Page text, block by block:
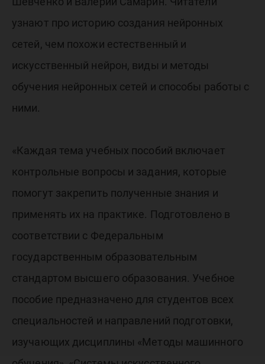
узнают про историю создания нейронных
сетей, чем похожи естественный и
искусственный нейрон, виды и методы
обучения нейронных сетей и способы работы с
ними.
«Каждая тема учебных пособий включает
контрольные вопросы и задания, которые
помогут закрепить полученные знания и
применять их на практике. Подготовлено в
соответствии с Федеральным
государственным образовательным
стандартом высшего образования. Учебное
пособие предназначено для студентов всех
специальностей и направлений подготовки,
изучающих дисциплины «Методы машинного